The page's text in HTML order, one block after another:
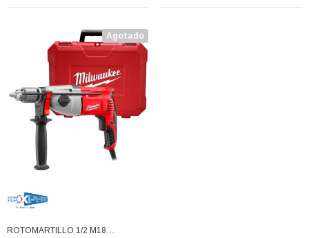
AH388034,
BALERO 6006 ORIG SELLO NEOPRENO
360130 W10239909 228C2007P001 (3934469)
3934469
$46.62
$30.68
Agotado
ROTOMARTILLO 1/2 M18